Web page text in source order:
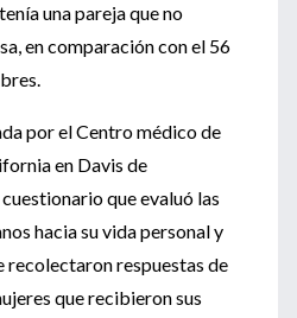
una pareja que no
en comparación con el 56
por el Centro médico de
en Davis de
que evaluó las
hacia su vida personal y
recolectaron respuestas de
que recibieron sus